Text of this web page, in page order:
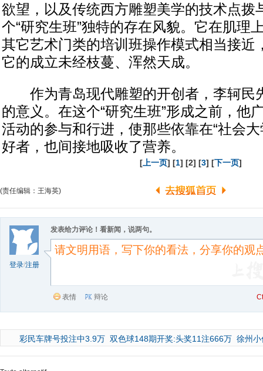
欲望，以及传统西方雕塑美学的技术点拨
个“研究生班”独特的存在风貌。它在肌理
其它艺术门类的培训班操作模式相当接近
它的成立未经枝蔓、浑然天成。
作为青岛现代雕塑的开创者，李轲民
的意义。在这个“研究生班”形成之前，他
活动的参与和行进，使那些依靠在“社会
好者，也间接地吸收了营养。
[ 上一页] [1] [2] [3] [下一页]
(责任编辑：王海英)
登录/注册
发表给力评论！看新闻，说两句。
表情 辩论
彩民车牌号投注中3.9万 双色球148期开奖:头奖11注666万 徐州